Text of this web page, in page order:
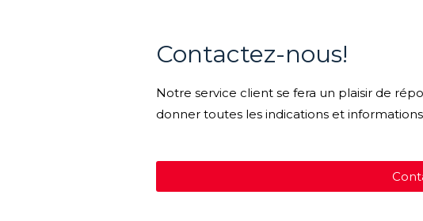
Contactez-nous!
Notre service client se fera un plaisir de
donner toutes les indications et informations